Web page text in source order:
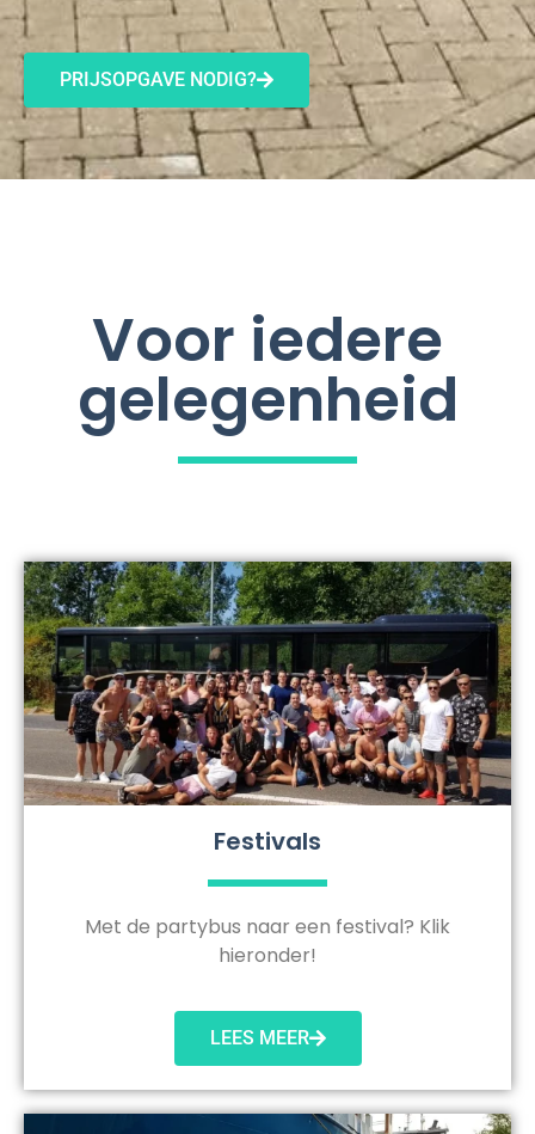
PRIJSOPGAVE NODIG?
Voor iedere
gelegenheid
Festivals
Met de partybus naar een festival? Klik
hieronder!
LEES MEER